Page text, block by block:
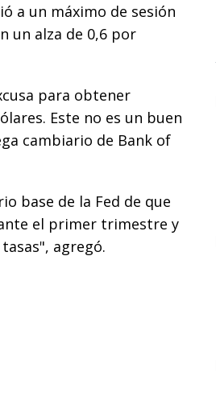
a un máximo de sesión
un alza de 0,6 por
para obtener
Este no es un buen
cambiario de Bank of
base de la Fed de que
el primer trimestre y
agregó.